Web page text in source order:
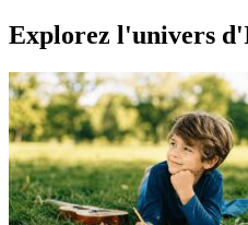
Explorez l'univers